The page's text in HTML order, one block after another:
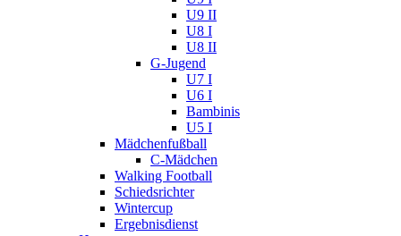
U9 II
U8 I
U8 II
G-Jugend
U7 I
U6 I
Bambinis
U5 I
Mädchenfußball
C-Mädchen
Walking Football
Schiedsrichter
Wintercup
Ergebnisdienst